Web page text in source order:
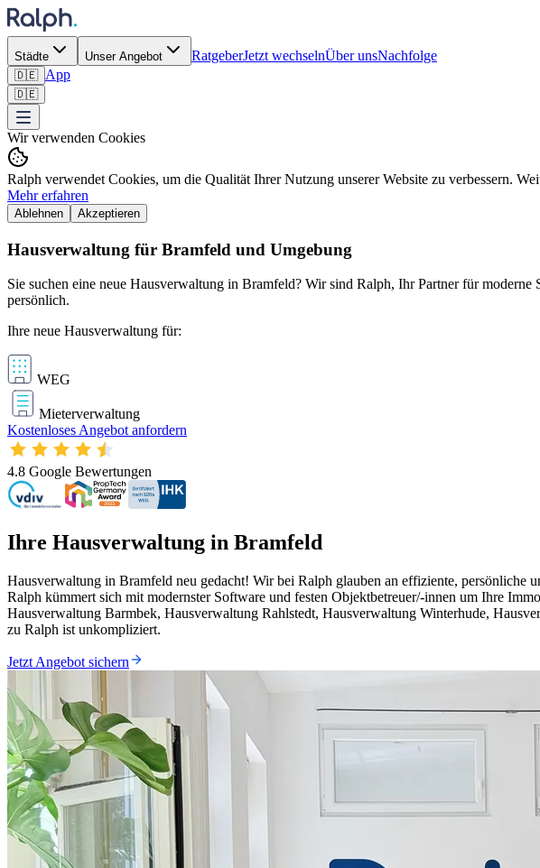
Städte Unser Angebot RatgeberJetzt wechselnÜber unsNachfolge
🇩🇪 App
🇩🇪
Wir verwenden Cookies
Ralph verwendet Cookies, um die Qualität Ihrer Nutzung unserer Website zu verbessern.
Mehr erfahren
Ablehnen Akzeptieren
Hausverwaltung für Bramfeld und Umgebung
Sie suchen eine neue Hausverwaltung in Bramfeld? Wir sind Ralph, Ihr Partner für
persönlich.
Ihre neue Hausverwaltung für:
WEG
Mieterverwaltung
Kostenloses Angebot anfordern
4.8 Google Bewertungen
Ihre Hausverwaltung in Bramfeld
Hausverwaltung in Bramfeld neu gedacht! Wir bei Ralph glauben an effiziente, persönliche
Ralph kümmert sich mit modernster Software und festen Objektbetreuer/-innen um Ihre
Hausverwaltung Barmbek, Hausverwaltung Rahlstedt, Hausverwaltung Winterhude,
zu Ralph ist unkompliziert.
Jetzt Angebot sichern